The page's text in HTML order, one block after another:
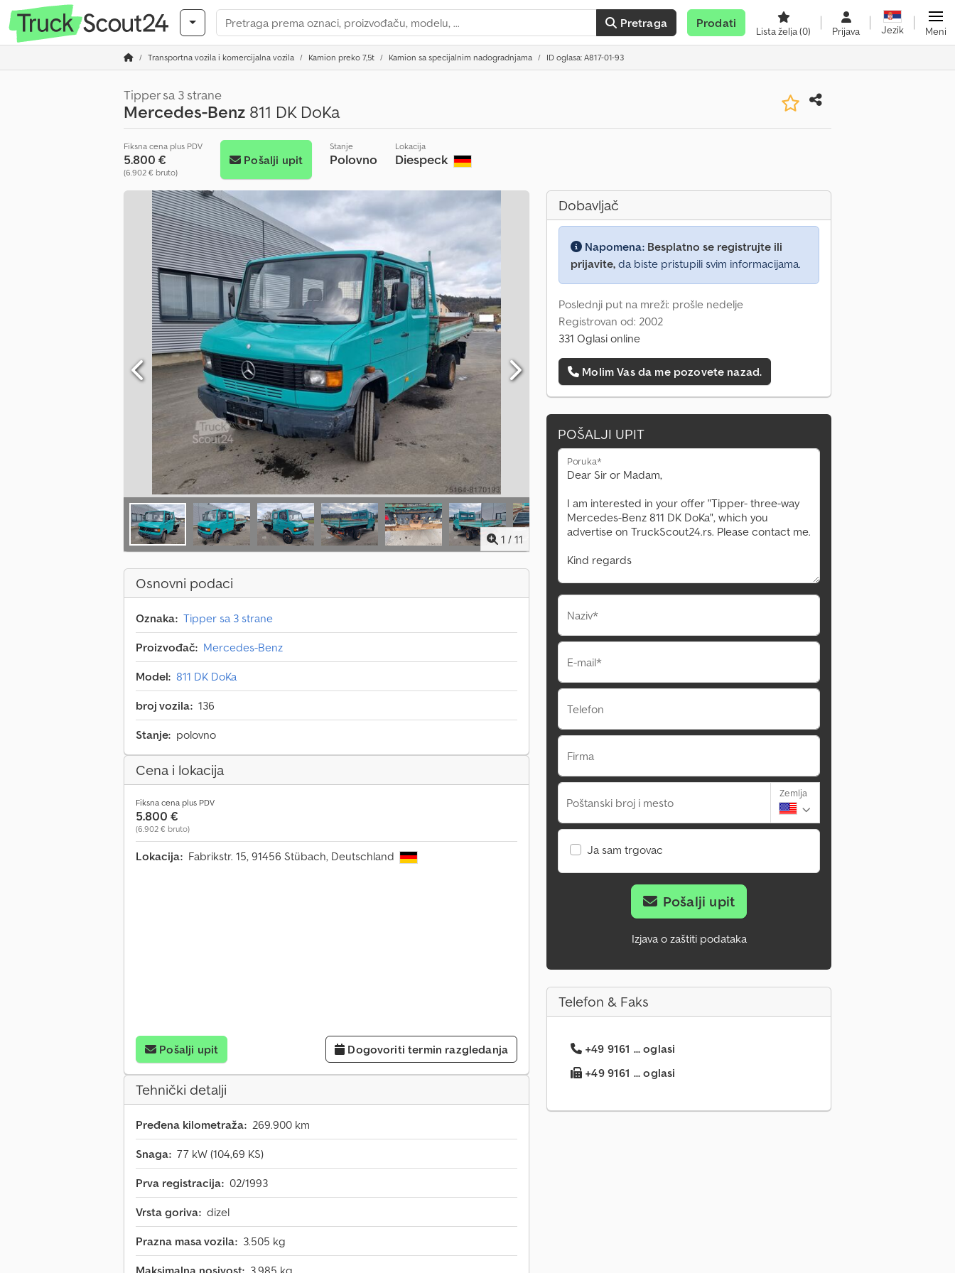
Pretraga Prodati
Lista želja(0) Prijava Jezik Meni
Transportna vozila i komercijalna vozila Kamion preko 7,5t Kamion sa specijalnim nadogradnjama ID oglasa: A817-01-93
Tipper sa 3 strane
Mercedes-Benz 811 DK DoKa
Fiksna cena plus PDV
5.800 €
(6.902 € bruto)
Pošalji upit
Stanje
Polovno
Lokacija
Diespeck
1 / 11
Osnovni podaci
Oznaka: Tipper sa 3 strane
Proizvođač: Mercedes-Benz
Model: 811 DK DoKa
broj vozila: 136
Stanje: polovno
Cena i lokacija
Fiksna cena plus PDV
5.800 €
(6.902 € bruto)
Lokacija: Fabrikstr. 15, 91456 Stübach, Deutschland
Pošalji upit Dogovoriti termin razgledanja
Tehnički detalji
Pređena kilometraža: 269.900 km
Snaga: 77 kW (104,69 KS)
Prva registracija: 02/1993
Vrsta goriva: dizel
Prazna masa vozila: 3.505 kg
Dobavljač
Napomena: Besplatno se registrujte ili
prijavite, da biste pristupili svim informacijama.
Poslednji put na mreži: prošle nedelje
Registrovan od: 2002
331 Oglasi online
Molim Vas da me pozovete nazad.
POŠALJI UPIT
Poruka*
Naziv*
E-mail*
Telefon
Firma
Poštanski broj i mesto
Zemlja
Ja sam trgovac
Pošalji upit
Izjava o zaštiti podataka
Telefon & Faks
+49 9161 ... oglasi
+49 9161 ... oglasi